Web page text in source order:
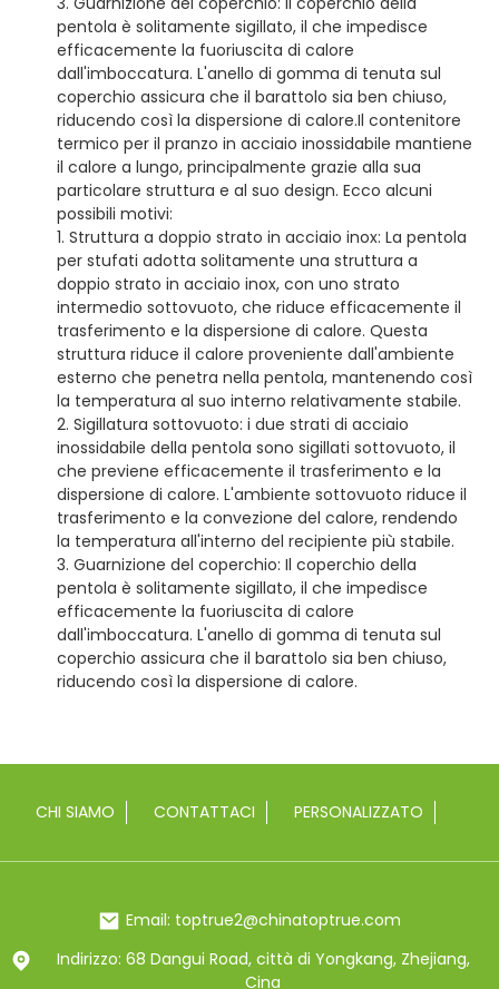
pentola è solitamente sigillato, il che impedisce
efficacemente la fuoriuscita di calore
dall'imboccatura. L'anello di gomma di tenuta sul
coperchio assicura che il barattolo sia ben chiuso,
riducendo così la dispersione di calore.Il contenitore
termico per il pranzo in acciaio inossidabile mantiene
il calore a lungo, principalmente grazie alla sua
particolare struttura e al suo design. Ecco alcuni
possibili motivi:
1. Struttura a doppio strato in acciaio inox: La pentola
per stufati adotta solitamente una struttura a
doppio strato in acciaio inox, con uno strato
intermedio sottovuoto, che riduce efficacemente il
trasferimento e la dispersione di calore. Questa
struttura riduce il calore proveniente dall'ambiente
esterno che penetra nella pentola, mantenendo così
la temperatura al suo interno relativamente stabile.
2. Sigillatura sottovuoto: i due strati di acciaio
inossidabile della pentola sono sigillati sottovuoto, il
che previene efficacemente il trasferimento e la
dispersione di calore. L'ambiente sottovuoto riduce il
trasferimento e la convezione del calore, rendendo
la temperatura all'interno del recipiente più stabile.
3. Guarnizione del coperchio: Il coperchio della
pentola è solitamente sigillato, il che impedisce
efficacemente la fuoriuscita di calore
dall'imboccatura. L'anello di gomma di tenuta sul
coperchio assicura che il barattolo sia ben chiuso,
riducendo così la dispersione di calore.
CHI SIAMO CONTATTACI PERSONALIZZATO
Email: toptrue2@chinatoptrue.com
Indirizzo: 68 Dangui Road, città di Yongkang, Zhejiang,
Cina